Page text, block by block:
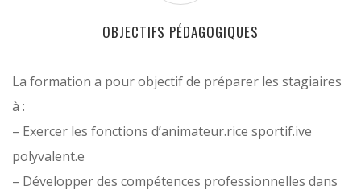
OBJECTIFS PÉDAGOGIQUES
La formation a pour objectif de préparer les stagiaires
à :
– Exercer les fonctions d’animateur.rice sportif.ive
polyvalent.e
– Développer des compétences professionnelles dans